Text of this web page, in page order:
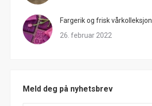
Fargerik og frisk vårkolleksjon
26. februar 2022
Meld deg på nyhetsbrev